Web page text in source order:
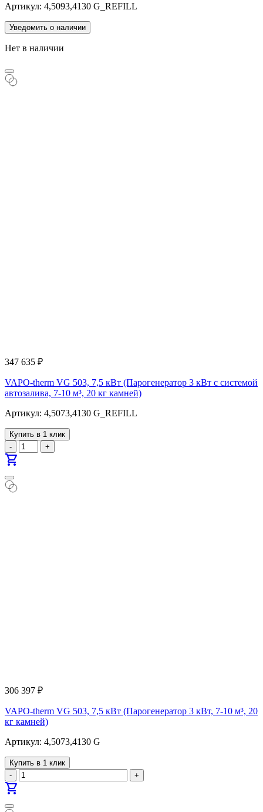
Артикул: 4,5093,4130 G_REFILL
Уведомить о наличии
Нет в наличии
347 635 ₽
VAPO-therm VG 503, 7,5 кВт (Парогенератор 3 кВт с системой
автозалива, 7-10 м³, 20 кг камней)
Артикул: 4,5073,4130 G_REFILL
Купить в 1 клик
-
+
shopping_cart
306 397 ₽
VAPO-therm VG 503, 7,5 кВт (Парогенератор 3 кВт, 7-10 м³, 20
кг камней)
Артикул: 4,5073,4130 G
Купить в 1 клик
-
+
shopping_cart